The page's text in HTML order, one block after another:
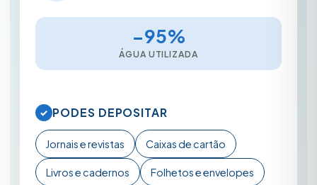
−95%
ÁGUA UTILIZADA
✓ PODES DEPOSITAR
Jornais e revistas Caixas de cartão
Livros e cadernos Folhetos e envelopes